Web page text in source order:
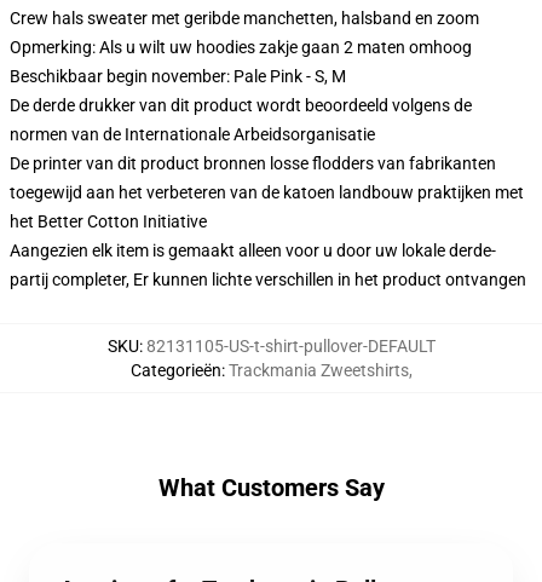
Crew hals sweater met geribde manchetten, halsband en zoom
Opmerking: Als u wilt uw hoodies zakje gaan 2 maten omhoog
Beschikbaar begin november: Pale Pink - S, M
De derde drukker van dit product wordt beoordeeld volgens de
normen van de Internationale Arbeidsorganisatie
De printer van dit product bronnen losse flodders van fabrikanten
toegewijd aan het verbeteren van de katoen landbouw praktijken met
het Better Cotton Initiative
Aangezien elk item is gemaakt alleen voor u door uw lokale derde-
partij completer, Er kunnen lichte verschillen in het product ontvangen
SKU:82131105-US-t-shirt-pullover-DEFAULT
Categorieën:Trackmania Zweetshirts,
What Customers Say